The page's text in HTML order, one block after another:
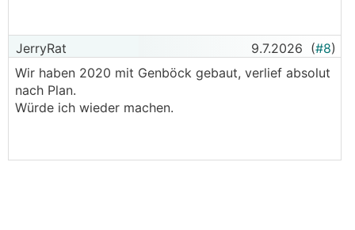
JerryRat 9.7.2026 (#8)
Wir haben 2020 mit Genböck gebaut, verlief absolut
nach Plan.
Würde ich wieder machen.